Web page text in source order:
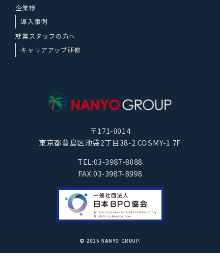
企業様
導入事例
就業スタッフの方へ
キャリアアップ研修
〒171-0014
東京都豊島区池袋2丁目38-2 COSMY-1 7F
TEL:03-3987-8088
FAX:03-3987-8998
© 2026 NANYO GROUP.